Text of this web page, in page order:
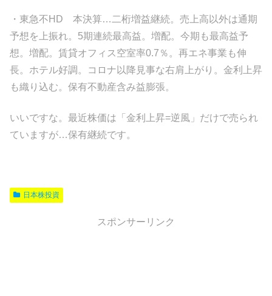
・東急不HD 本決算…二桁増益継続。売上高以外は通期
予想を上振れ。5期連続最高益。増配。今期も最高益予
想。増配。賃貸オフィス空室率0.7％。再エネ事業も伸
長。ホテル好調。コロナ以降見事な右肩上がり。金利上昇
も織り込む。保有不動産含み益膨張。
いいですな。最近株価は「金利上昇=逆風」だけで売られ
ていますが…保有継続です。
日本株投資
スポンサーリンク